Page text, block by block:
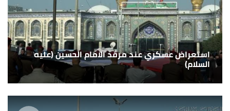
استعراض عسكري عند مرقد الامام الحسين (عليه
السلام)